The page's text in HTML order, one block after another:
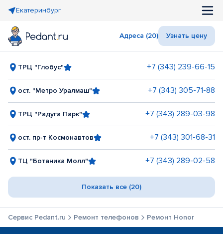
Екатеринбург
Адреса (20) Узнать цену
ТРЦ "Глобус" +7 (343) 239-66-15
ост. "Метро Уралмаш" +7 (343) 305-71-88
ТРЦ "Радуга Парк" +7 (343) 289-03-98
ост. пр-т Космонавтов +7 (343) 301-68-31
ТЦ "Ботаника Молл" +7 (343) 289-02-58
Показать все (20)
Сервис Pedant.ru Ремонт телефонов Ремонт Honor